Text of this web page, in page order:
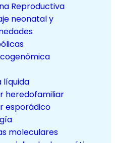
Reproductiva
neonatal y
líquida
heredofamiliar
esporádico
moleculares